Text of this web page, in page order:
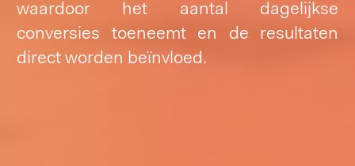
waardoor het aantal dagelijkse
conversies toeneemt en de resultaten
direct worden beïnvloed.